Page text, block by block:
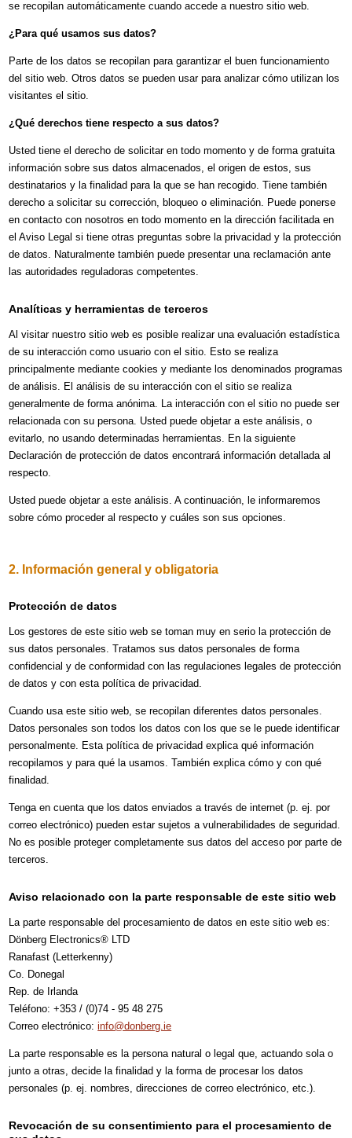
se recopilan automáticamente cuando accede a nuestro sitio web.
¿Para qué usamos sus datos?
Parte de los datos se recopilan para garantizar el buen funcionamiento
del sitio web. Otros datos se pueden usar para analizar cómo utilizan los
visitantes el sitio.
¿Qué derechos tiene respecto a sus datos?
Usted tiene el derecho de solicitar en todo momento y de forma gratuita
información sobre sus datos almacenados, el origen de estos, sus
destinatarios y la finalidad para la que se han recogido. Tiene también
derecho a solicitar su corrección, bloqueo o eliminación. Puede ponerse
en contacto con nosotros en todo momento en la dirección facilitada en
el Aviso Legal si tiene otras preguntas sobre la privacidad y la protección
de datos. Naturalmente también puede presentar una reclamación ante
las autoridades reguladoras competentes.
Analíticas y herramientas de terceros
Al visitar nuestro sitio web es posible realizar una evaluación estadística
de su interacción como usuario con el sitio. Esto se realiza
principalmente mediante cookies y mediante los denominados programas
de análisis. El análisis de su interacción con el sitio se realiza
generalmente de forma anónima. La interacción con el sitio no puede ser
relacionada con su persona. Usted puede objetar a este análisis, o
evitarlo, no usando determinadas herramientas. En la siguiente
Declaración de protección de datos encontrará información detallada al
respecto.
Usted puede objetar a este análisis. A continuación, le informaremos
sobre cómo proceder al respecto y cuáles son sus opciones.
2. Información general y obligatoria
Protección de datos
Los gestores de este sitio web se toman muy en serio la protección de
sus datos personales. Tratamos sus datos personales de forma
confidencial y de conformidad con las regulaciones legales de protección
de datos y con esta política de privacidad.
Cuando usa este sitio web, se recopilan diferentes datos personales.
Datos personales son todos los datos con los que se le puede identificar
personalmente. Esta política de privacidad explica qué información
recopilamos y para qué la usamos. También explica cómo y con qué
finalidad.
Tenga en cuenta que los datos enviados a través de internet (p. ej. por
correo electrónico) pueden estar sujetos a vulnerabilidades de seguridad.
No es posible proteger completamente sus datos del acceso por parte de
terceros.
Aviso relacionado con la parte responsable de este sitio web
La parte responsable del procesamiento de datos en este sitio web es:
Dönberg Electronics® LTD
Ranafast (Letterkenny)
Co. Donegal
Rep. de Irlanda
Teléfono: +353 / (0)74 - 95 48 275
Correo electrónico:info@donberg.ie
La parte responsable es la persona natural o legal que, actuando sola o
junto a otras, decide la finalidad y la forma de procesar los datos
personales (p. ej. nombres, direcciones de correo electrónico, etc.).
Revocación de su consentimiento para el procesamiento de